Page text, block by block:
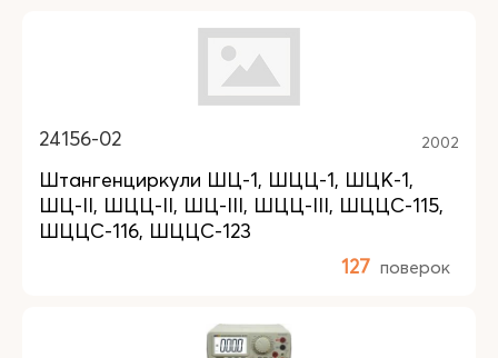
24156-02 2002
Штангенциркули ШЦ-1, ШЦЦ-1, ШЦК-1,
ШЦ-II, ШЦЦ-II, ШЦ-III, ШЦЦ-III, ШЦЦС-115,
ШЦЦС-116, ШЦЦС-123
127 поверок